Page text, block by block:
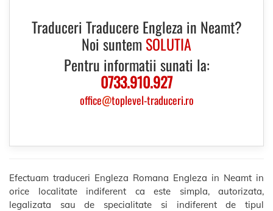
Traduceri Traducere Engleza in Neamt?
Noi suntem SOLUTIA
Pentru informatii sunati la:
0733.910.927
office@toplevel-traduceri.ro
Efectuam traduceri Engleza Romana Engleza in Neamt in
orice localitate indiferent ca este simpla, autorizata,
legalizata sau de specialitate si indiferent de tipul